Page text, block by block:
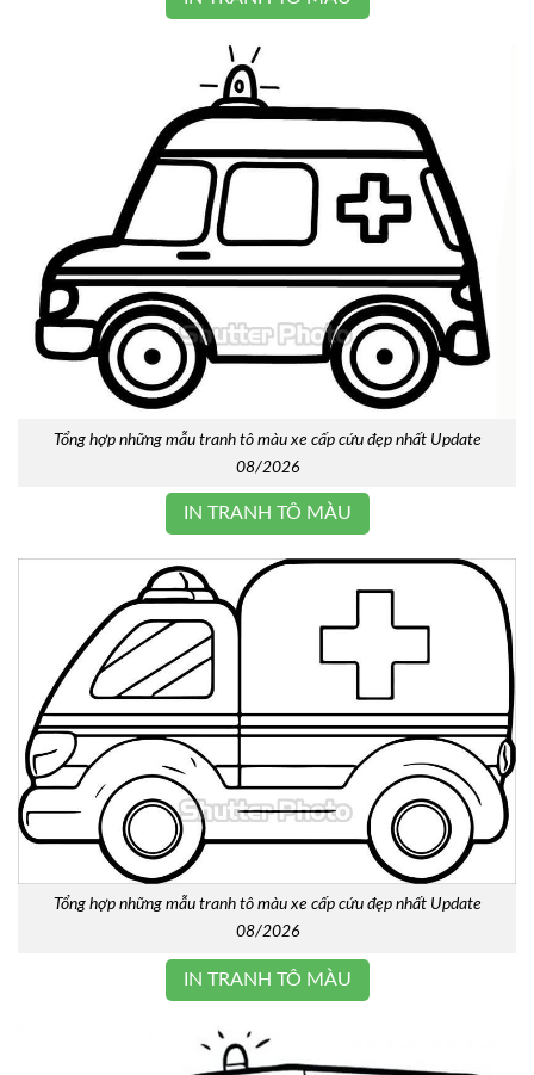
Tổng hợp những mẫu tranh tô màu xe cấp cứu đẹp nhất Update
08/2026
IN TRANH TÔ MÀU
Tổng hợp những mẫu tranh tô màu xe cấp cứu đẹp nhất Update
08/2026
IN TRANH TÔ MÀU